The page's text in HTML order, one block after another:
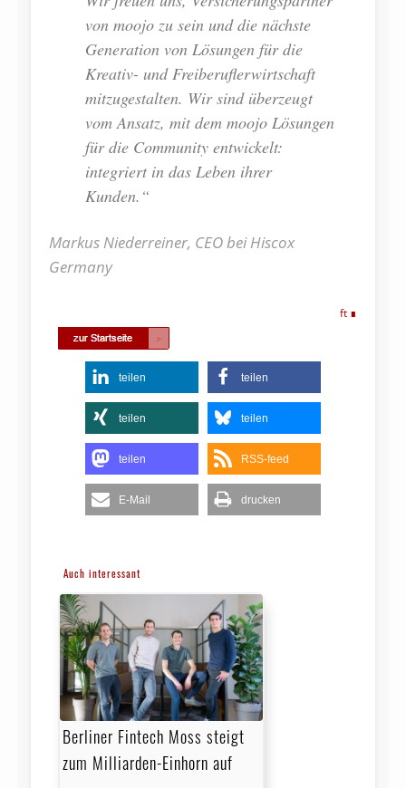
von moojo zu sein und die nächste
Generation von Lösungen für die
Kreativ- und Freiberuflerwirtschaft
mitzugestalten. Wir sind überzeugt
vom Ansatz, mit dem moojo Lösungen
für die Community entwickelt:
integriert in das Leben ihrer
Kunden.“
Markus Niederreiner, CEO bei Hiscox
Germany
ft
teilen teilen
teilen teilen
teilen RSS-feed
E-Mail drucken
Auch interessant
Berliner Fintech Moss steigt
zum Milliarden-Einhorn auf